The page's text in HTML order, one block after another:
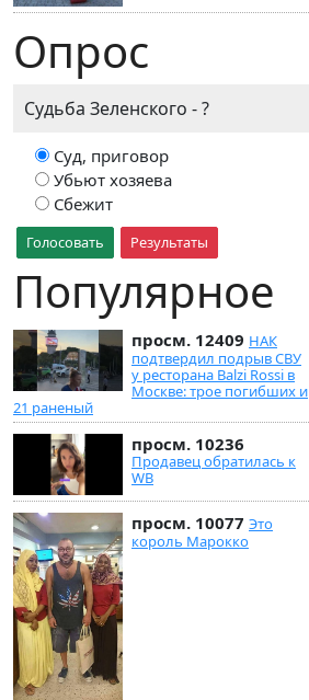
Опрос
Судьба Зеленского - ?
Суд, приговор
Убьют хозяева
Сбежит
Голосовать Результаты
Популярное
просм. 12409 НАК
подтвердил подрыв СВУ
у ресторана Balzi Rossi в
Москве: трое погибших и
21 раненый
просм. 10236
Продавец обратилась к
WB
просм. 10077 Это
король Марокко